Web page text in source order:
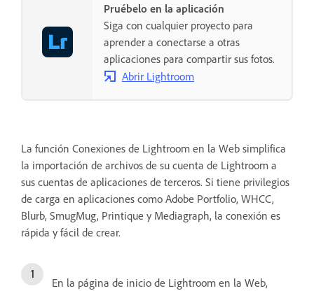
Pruébelo en la aplicación
Siga con cualquier proyecto para
aprender a conectarse a otras
aplicaciones para compartir sus fotos.
Abrir Lightroom
La función Conexiones de Lightroom en la Web simplifica
la importación de archivos de su cuenta de Lightroom a
sus cuentas de aplicaciones de terceros. Si tiene privilegios
de carga en aplicaciones como Adobe Portfolio, WHCC,
Blurb, SmugMug, Printique y Mediagraph, la conexión es
rápida y fácil de crear.
En la página de inicio de Lightroom en la Web,